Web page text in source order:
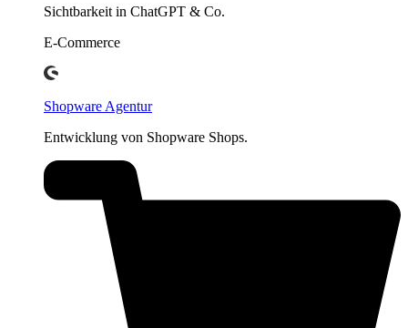
Sichtbarkeit in ChatGPT & Co.
E-Commerce
Shopware Agentur
Entwicklung von Shopware Shops.